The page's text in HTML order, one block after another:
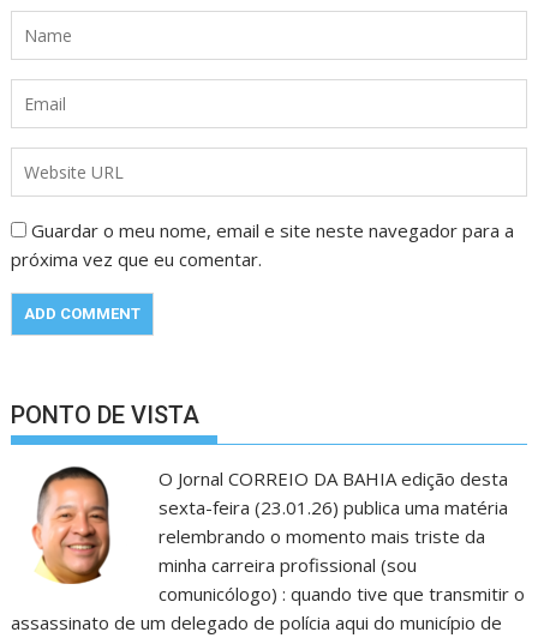
Guardar o meu nome, email e site neste navegador para a
próxima vez que eu comentar.
PONTO DE VISTA
O Jornal CORREIO DA BAHIA edição desta
sexta-feira (23.01.26) publica uma matéria
relembrando o momento mais triste da
minha carreira profissional (sou
comunicólogo) : quando tive que transmitir o
assassinato de um delegado de polícia aqui do município de